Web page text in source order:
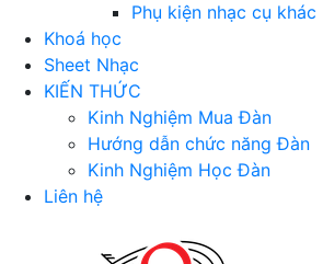
Phụ kiện nhạc cụ khác
Khoá học
Sheet Nhạc
KIẾN THỨC
Kinh Nghiệm Mua Đàn
Hướng dẫn chức năng Đàn
Kinh Nghiệm Học Đàn
Liên hệ